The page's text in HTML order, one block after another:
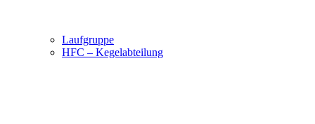
Laufgruppe
HFC – Kegelabteilung